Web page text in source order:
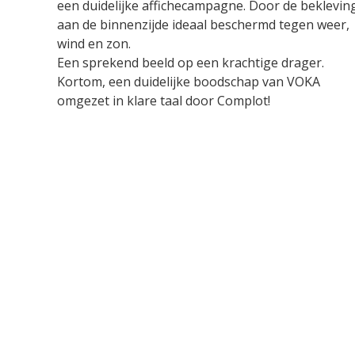
een duidelijke affichecampagne. Door de
aan de binnenzijde ideaal beschermd tegen weer,
wind en zon.
Een sprekend beeld op een krachtige drager.
Kortom, een duidelijke boodschap van VOKA
omgezet in klare taal door Complot!